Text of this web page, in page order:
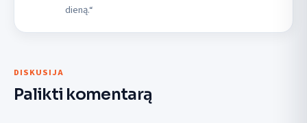
dieną.“
DISKUSIJA
Palikti komentarą